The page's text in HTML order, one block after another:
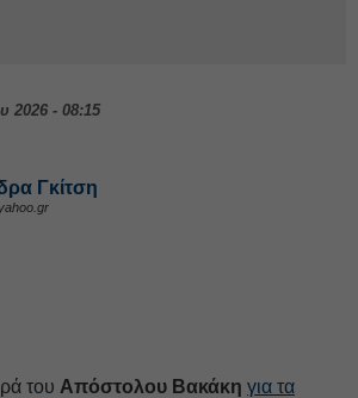
2026 - 08:15
Γκίτση
του Απόστολου Βακάκη για τα